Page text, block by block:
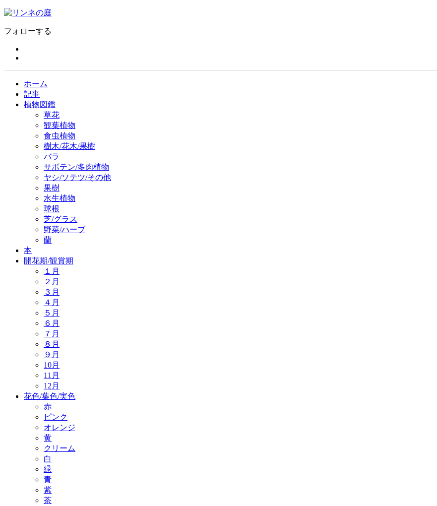
フォローする
ホーム
記事
植物図鑑
草花
観葉植物
食虫植物
樹木/花木/果樹
バラ
サボテン/多肉植物
ヤシ/ソテツ/その他
果樹
水生植物
球根
芝/グラス
野菜/ハーブ
蘭
本
開花期/観賞期
１月
２月
３月
４月
５月
６月
７月
８月
９月
10月
11月
12月
花色/葉色/実色
赤
ピンク
オレンジ
黄
クリーム
白
緑
青
紫
茶